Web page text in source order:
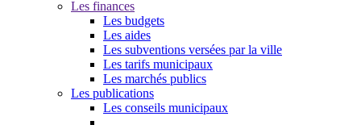
Les finances
Les budgets
Les aides
Les subventions versées par la ville
Les tarifs municipaux
Les marchés publics
Les publications
Les conseils municipaux